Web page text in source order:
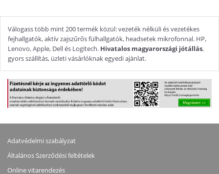
Válogass több mint 200 termék közül: vezeték nélküli és vezetékes
fejhallgatók, aktív zajszűrős fülhallgatók, headsetek mikrofonnal. HP,
Lenovo, Apple, Dell és Logitech. Hivatalos magyarországi jótállás,
gyors szállítás, üzleti vásárlóknak egyedi ajánlat.
Adatvédelmi szabályzat
Általános Szerződési feltételek
Online vitarendezés